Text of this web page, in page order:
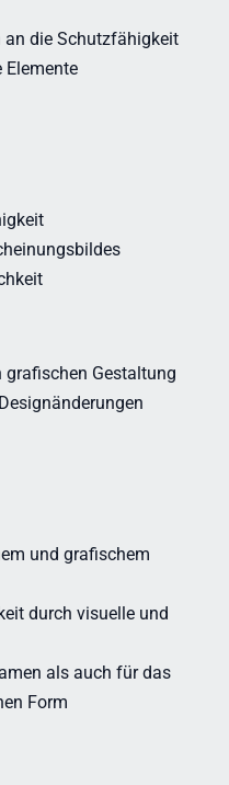
an die Schutzfähigkeit
Elemente
grafischen Gestaltung
und grafischem
durch visuelle und
als auch für das
Form